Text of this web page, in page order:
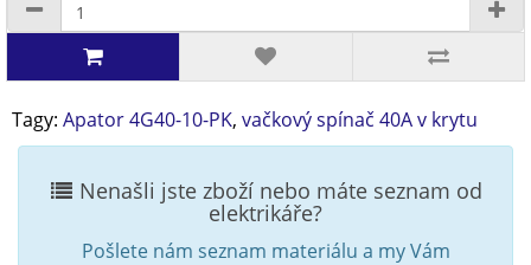
Tagy: Apator 4G40-10-PK, vačkový spínač 40A v krytu
Nenašli jste zboží nebo máte seznam od
elektrikáře?
Pošlete nám seznam materiálu a my Vám